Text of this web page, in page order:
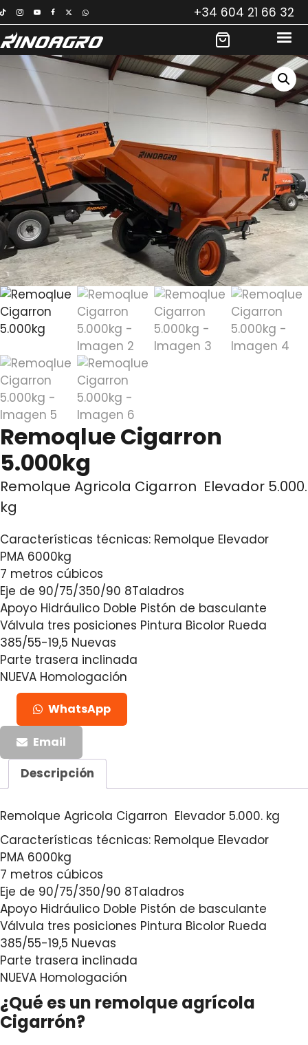
Saltar
al
contenido
+34 604 21 66 32
Remoqlue Cigarron
5.000kg
Remolque Agricola Cigarron Elevador 5.000.
kg
Características técnicas: Remolque Elevador
PMA 6000kg
7 metros cúbicos
Eje de 90/75/350/90 8Taladros
Apoyo Hidráulico Doble Pistón de basculante
Válvula tres posiciones Pintura Bicolor Rueda
385/55-19,5 Nuevas
Parte trasera inclinada
NUEVA Homologación
WhatsApp
Email
Descripción
Remolque Agricola Cigarron Elevador 5.000. kg
Características técnicas: Remolque Elevador
PMA 6000kg
7 metros cúbicos
Eje de 90/75/350/90 8Taladros
Apoyo Hidráulico Doble Pistón de basculante
Válvula tres posiciones Pintura Bicolor Rueda
385/55-19,5 Nuevas
Parte trasera inclinada
NUEVA Homologación
¿Qué es un remolque agrícola
Cigarrón?